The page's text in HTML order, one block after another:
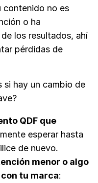
contenido no es
o ha
los resultados, ahí
pérdidas de
si hay un cambio de
QDF que
esperar hasta
de nuevo.
menor o algo
tu marca: